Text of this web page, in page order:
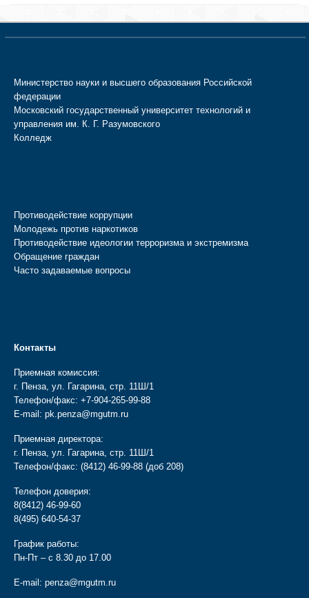
Министерство науки и высшего образования Российской
федерации
Московский государственный университет технологий и
управления им. К. Г. Разумовского
Колледж
Противодействие коррупции
Молодежь против наркотиков
Противодействие идеологии терроризма и экстремизма
Обращение граждан
Часто задаваемые вопросы
Контакты
Приемная комиссия:
г. Пенза, ул. Гагарина, стр. 11Ш/1
Телефон/факс: +7-904-265-99-88
E-mail: pk.penza@mgutm.ru
Приемная директора:
г. Пенза, ул. Гагарина, стр. 11Ш/1
Телефон/факс: (8412) 46-99-88 (доб 208)
Телефон доверия:
8(8412) 46-99-60
8(495) 640-54-37
График работы:
Пн-Пт – с 8.30 до 17.00
E-mail: penza@mgutm.ru